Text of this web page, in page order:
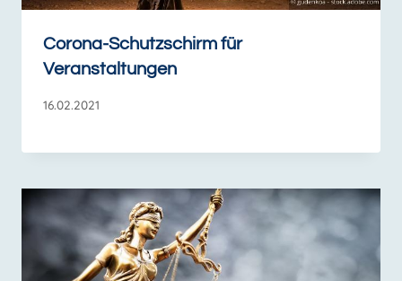
Corona-Schutzschirm für
Veranstaltungen
16.02.2021